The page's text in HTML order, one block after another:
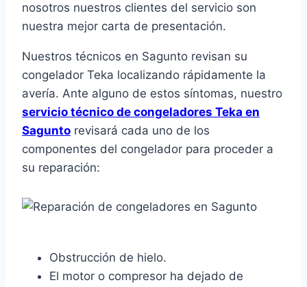
nosotros nuestros clientes del servicio son
nuestra mejor carta de presentación.
Nuestros técnicos en Sagunto revisan su
congelador Teka localizando rápidamente la
avería. Ante alguno de estos síntomas, nuestro
servicio técnico de congeladores Teka en
Sagunto revisará cada uno de los
componentes del congelador para proceder a
su reparación:
Obstrucción de hielo.
El motor o compresor ha dejado de